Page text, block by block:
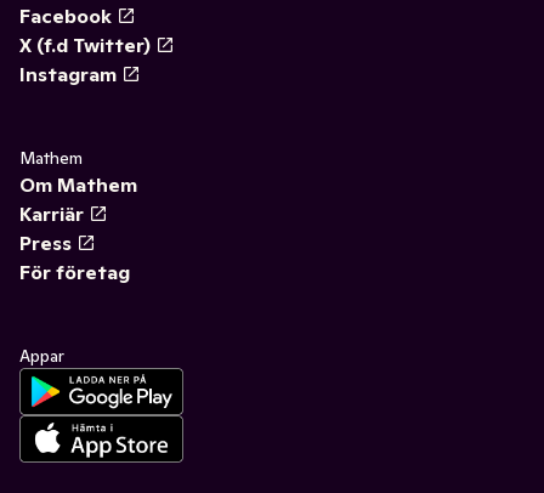
Facebook
X (f.d Twitter)
Instagram
Mathem
Om Mathem
Karriär
Press
För företag
Appar